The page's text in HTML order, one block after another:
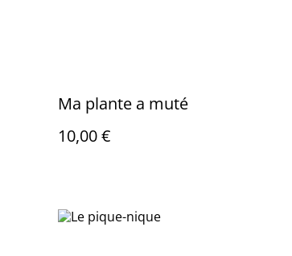
Ma plante a muté
10,00 €